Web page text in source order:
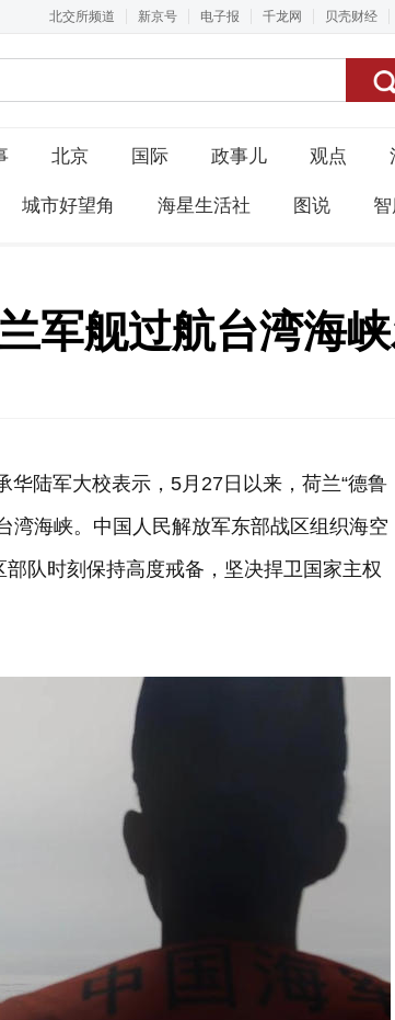
北交所频道 新京号 电子报 千龙网 贝壳财经
北京 国际 政事儿 观点
城市好望角 海星生活社 图说
军舰过航台湾海
陆军大校表示，5月27日以来，荷兰“德鲁
湾海峡。中国人民解放军东部战区组织海空
队时刻保持高度戒备，坚决捍卫国家主权